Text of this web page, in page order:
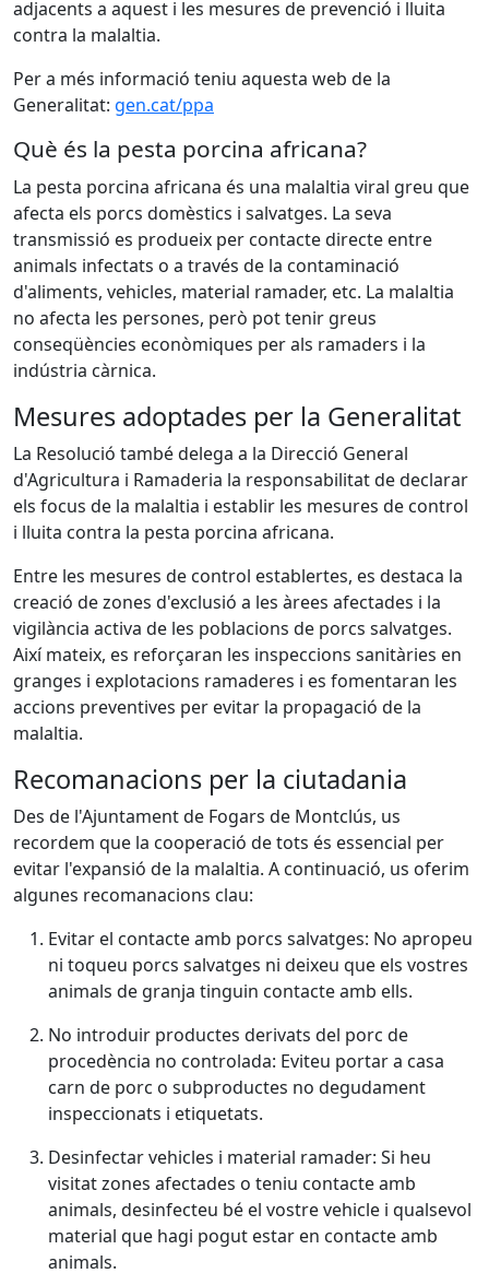
adjacents a aquest i les mesures de prevenció i lluita
contra la malaltia.
Per a més informació teniu aquesta web de la
Generalitat: gen.cat/ppa
Què és la pesta porcina africana?
La pesta porcina africana és una malaltia viral greu que
afecta els porcs domèstics i salvatges. La seva
transmissió es produeix per contacte directe entre
animals infectats o a través de la contaminació
d'aliments, vehicles, material ramader, etc. La malaltia
no afecta les persones, però pot tenir greus
conseqüències econòmiques per als ramaders i la
indústria càrnica.
Mesures adoptades per la Generalitat
La Resolució també delega a la Direcció General
d'Agricultura i Ramaderia la responsabilitat de declarar
els focus de la malaltia i establir les mesures de control
i lluita contra la pesta porcina africana.
Entre les mesures de control establertes, es destaca la
creació de zones d'exclusió a les àrees afectades i la
vigilància activa de les poblacions de porcs salvatges.
Així mateix, es reforçaran les inspeccions sanitàries en
granges i explotacions ramaderes i es fomentaran les
accions preventives per evitar la propagació de la
malaltia.
Recomanacions per la ciutadania
Des de l'Ajuntament de Fogars de Montclús, us
recordem que la cooperació de tots és essencial per
evitar l'expansió de la malaltia. A continuació, us oferim
algunes recomanacions clau:
Evitar el contacte amb porcs salvatges: No apropeu
ni toqueu porcs salvatges ni deixeu que els vostres
animals de granja tinguin contacte amb ells.
No introduir productes derivats del porc de
procedència no controlada: Eviteu portar a casa
carn de porc o subproductes no degudament
inspeccionats i etiquetats.
Desinfectar vehicles i material ramader: Si heu
visitat zones afectades o teniu contacte amb
animals, desinfecteu bé el vostre vehicle i qualsevol
material que hagi pogut estar en contacte amb
animals.